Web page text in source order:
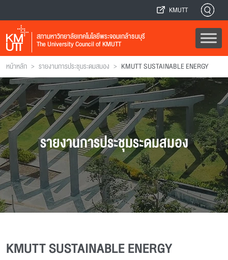
KMUTT
สภามหาวิทยาลัยเทคโนโลยีพระจอมเกล้าธนบุรี
The University Council of KMUTT
หน้าหลัก > รายงานการประชุมระดมสมอง > KMUTT SUSTAINABLE ENERGY
รายงานการประชุมระดมสมอง
KMUTT SUSTAINABLE ENERGY